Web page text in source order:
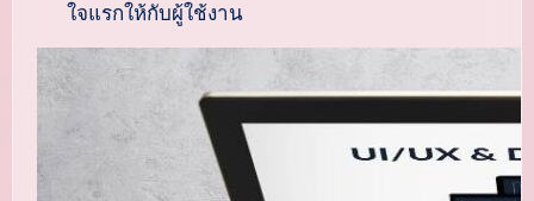
ใจแรกให้กับผู้ใช้งาน